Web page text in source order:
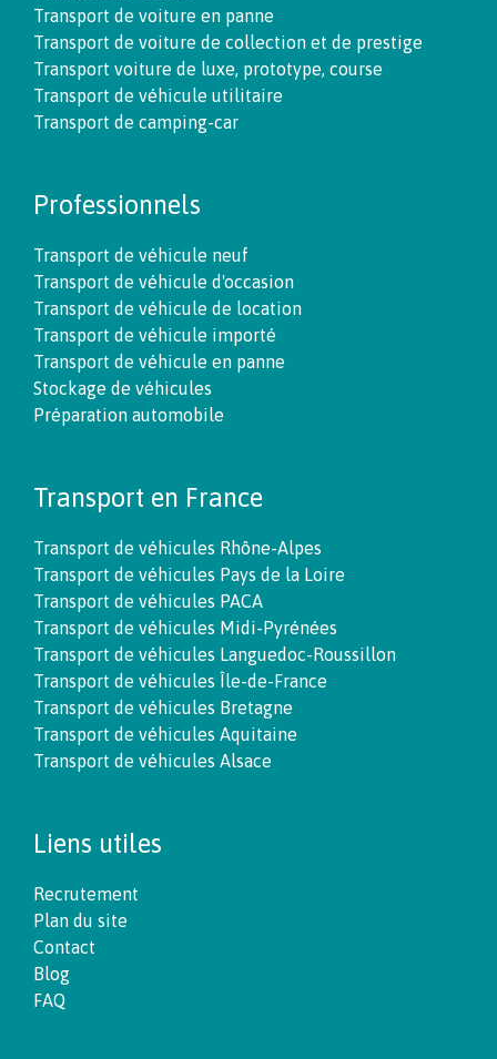
Transport de voiture en panne
Transport de voiture de collection et de prestige
Transport voiture de luxe, prototype, course
Transport de véhicule utilitaire
Transport de camping-car
Professionnels
Transport de véhicule neuf
Transport de véhicule d'occasion
Transport de véhicule de location
Transport de véhicule importé
Transport de véhicule en panne
Stockage de véhicules
Préparation automobile
Transport en France
Transport de véhicules Rhône-Alpes
Transport de véhicules Pays de la Loire
Transport de véhicules PACA
Transport de véhicules Midi-Pyrénées
Transport de véhicules Languedoc-Roussillon
Transport de véhicules Île-de-France
Transport de véhicules Bretagne
Transport de véhicules Aquitaine
Transport de véhicules Alsace
Liens utiles
Recrutement
Plan du site
Contact
Blog
FAQ